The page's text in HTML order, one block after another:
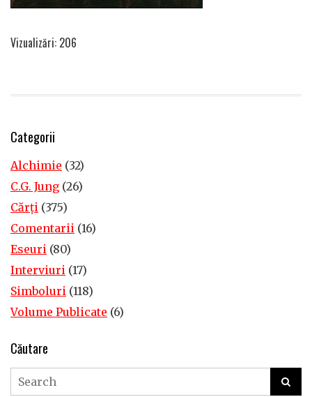
Vizualizări: 206
Categorii
Alchimie (32)
C.G. Jung (26)
Cărţi (375)
Comentarii (16)
Eseuri (80)
Interviuri (17)
Simboluri (118)
Volume Publicate (6)
Căutare